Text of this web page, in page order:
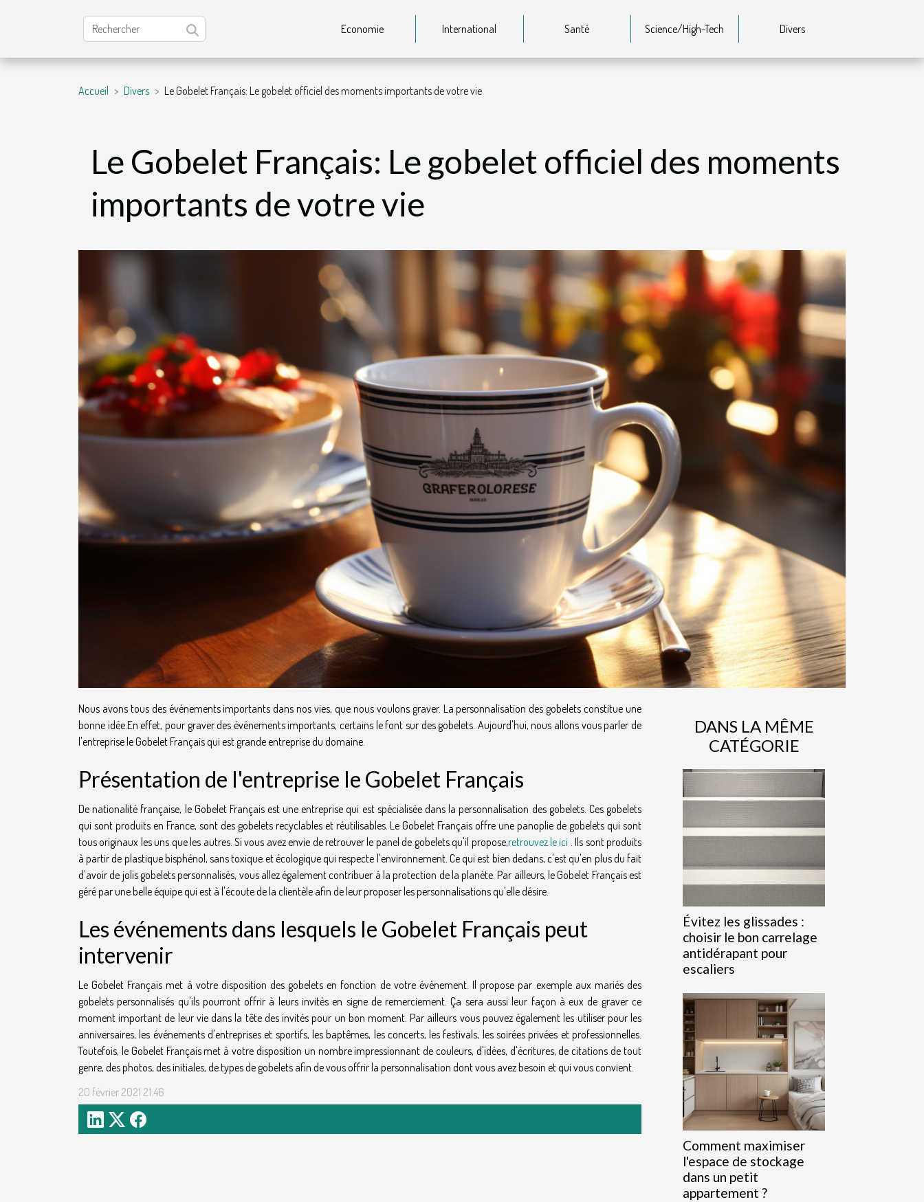
Economie International Santé Science/High-Tech Divers
Accueil Divers Le Gobelet Français: Le gobelet officiel des moments importants de votre vie
Le Gobelet Français: Le gobelet officiel des moments
importants de votre vie
Nous avons tous des événements importants dans nos vies, que nous voulons graver. La personnalisation des gobelets constitue une
bonne idée.En effet, pour graver des événements importants, certains le font sur des gobelets. Aujourd'hui, nous allons vous parler de
l'entreprise le Gobelet Français qui est grande entreprise du domaine.
Présentation de l'entreprise le Gobelet Français
De nationalité française, le Gobelet Français est une entreprise qui est spécialisée dans la personnalisation des gobelets. Ces gobelets
qui sont produits en France, sont des gobelets recyclables et réutilisables. Le Gobelet Français offre une panoplie de gobelets qui sont
tous originaux les uns que les autres. Si vous avez envie de retrouver le panel de gobelets qu'il propose,retrouvez le ici . Ils sont produits
à partir de plastique bisphénol, sans toxique et écologique qui respecte l'environnement. Ce qui est bien dedans, c'est qu'en plus du fait
d'avoir de jolis gobelets personnalisés, vous allez également contribuer à la protection de la planète. Par ailleurs, le Gobelet Français est
géré par une belle équipe qui est à l'écoute de la clientèle afin de leur proposer les personnalisations qu'elle désire.
Les événements dans lesquels le Gobelet Français peut
intervenir
Le Gobelet Français met à votre disposition des gobelets en fonction de votre événement. Il propose par exemple aux mariés des
gobelets personnalisés qu'ils pourront offrir à leurs invités en signe de remerciement. Ça sera aussi leur façon à eux de graver ce
moment important de leur vie dans la tête des invités pour un bon moment. Par ailleurs vous pouvez également les utiliser pour les
anniversaires, les événements d'entreprises et sportifs, les baptêmes, les concerts, les festivals, les soirées privées et professionnelles.
Toutefois, le Gobelet Français met à votre disposition un nombre impressionnant de couleurs, d'idées, d'écritures, de citations de tout
genre, des photos, des initiales, de types de gobelets afin de vous offrir la personnalisation dont vous avez besoin et qui vous convient.
20 février 2021 21:46
DANS LA MÊME
CATÉGORIE
Évitez les glissades :
choisir le bon carrelage
antidérapant pour
escaliers
Comment maximiser
l'espace de stockage
dans un petit
appartement ?